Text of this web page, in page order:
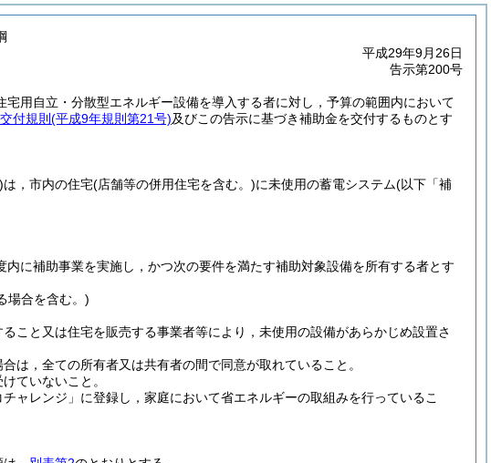
平成29年9月26日
告示第200号
用自立・分散型エネルギー設備を導入する者に対し，予算の範囲内において
付規則 (平成9年規則第21号)及びこの告示に基づき補助金を交付するものとす
は，市内の住宅(店舗等の併用住宅を含む。)に未使用の蓄電システム(以下「補
に補助事業を実施し，かつ次の要件を満たす補助対象設備を所有する者とす
場合を含む。)
こと又は住宅を販売する事業者等により，未使用の設備があらかじめ設置さ
は，全ての所有者又は共有者の間で同意が取れていること。
ていないこと。
ャレンジ」に登録し，家庭において省エネルギーの取組みを行っているこ